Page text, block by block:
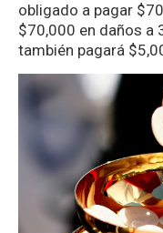
obligado a pagar
$70,000 en daños a
también pagará